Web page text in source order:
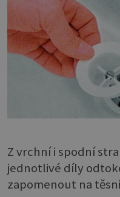
Z vrchní i spodní
jednotlivé díly
zapomenout na